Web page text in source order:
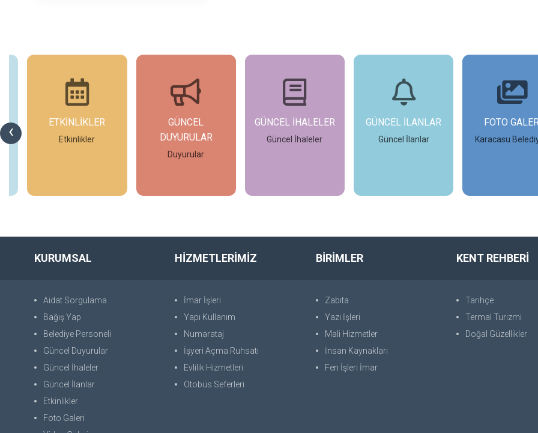
‹ ETKİNLİKLER
Etkinlikler
GÜNCEL
DUYURULAR
Duyurular
GÜNCEL İHALELER
Güncel İhaleler
GÜNCEL İLANLAR
Güncel İlanlar
FOTO
Karacasu
KURUMSAL
Aidat Sorgulama
Bağış Yap
Belediye Personeli
Güncel Duyurular
Güncel İhaleler
Güncel İlanlar
Etkinlikler
Foto Galeri
HİZMETLERİMİZ
İmar İşleri
Yapı Kullanım
Numarataj
İşyeri Açma Ruhsatı
Evlilik Hizmetleri
Otobüs Seferleri
BİRİMLER
Zabıta
Yazı İşleri
Mali Hizmetler
İnsan Kaynakları
Fen İşleri İmar
KENT REHBERİ
Tarihçe
Termal Turizmi
Doğal Güzellikler